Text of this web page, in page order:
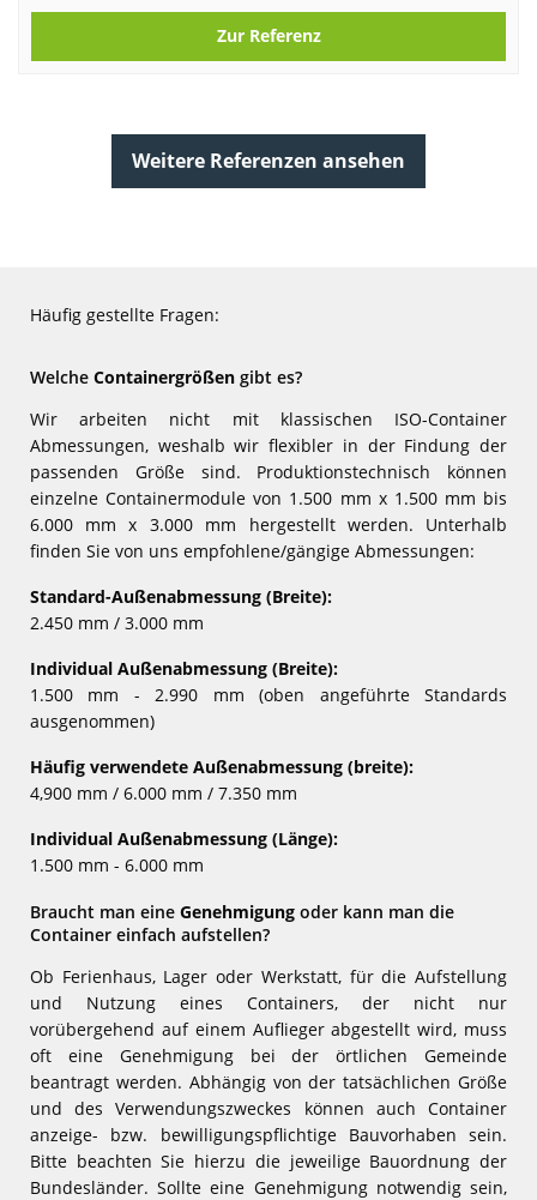
Zur Referenz
Weitere Referenzen ansehen
Häufig gestellte Fragen:
Welche Containergrößengibt es?
Wir arbeiten nicht mit klassischen ISO-Container
Abmessungen, weshalb wir flexibler in der Findung der
passenden Größe sind. Produktionstechnisch können
einzelne Containermodule von 1.500 mm x 1.500 mm bis
6.000 mm x 3.000 mm hergestellt werden. Unterhalb
finden Sie von uns empfohlene/gängige Abmessungen:
Standard-Außenabmessung (Breite):
2.450 mm / 3.000 mm
Individual Außenabmessung (Breite):
1.500 mm - 2.990 mm (oben angeführte Standards
ausgenommen)
Häufig verwendete Außenabmessung (breite):
4,900 mm / 6.000 mm / 7.350 mm
Individual Außenabmessung (Länge):
1.500 mm - 6.000 mm
Braucht man eine Genehmigungoder kann man die
Container einfach aufstellen?
Ob Ferienhaus, Lager oder Werkstatt, für die Aufstellung
und Nutzung eines Containers, der nicht nur
vorübergehend auf einem Auflieger abgestellt wird, muss
oft eine Genehmigung bei der örtlichen Gemeinde
beantragt werden. Abhängig von der tatsächlichen Größe
und des Verwendungszweckes können auch Container
anzeige- bzw. bewilligungspflichtige Bauvorhaben sein.
Bitte beachten Sie hierzu die jeweilige Bauordnung der
Bundesländer. Sollte eine Genehmigung notwendig sein,